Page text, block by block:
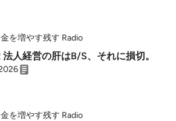
を増やす残す Radio
#2522 法人経営の肝はB/S、それに損切。
を増やす残す Radio